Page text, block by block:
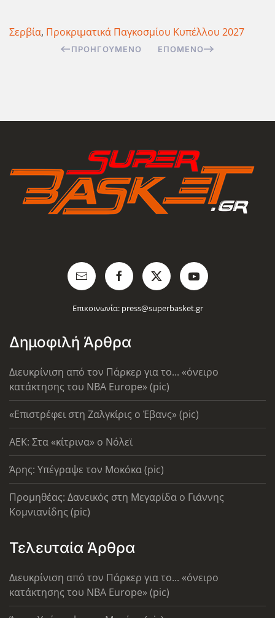
Σερβία, Προκριματικά Παγκοσμίου Κυπέλλου 2027
ΠΡΟΗΓΟΎΜΕΝΟ ΕΠΌΜΕΝΟ
Επικοινωνία: press@superbasket.gr
Δημοφιλή Άρθρα
Διευκρίνιση από τον Πάρκερ για το... «όνειρο
κατάκτησης του ΝΒΑ Europe» (pic)
«Επιστρέφει στη Ζαλγκίρις ο Έβανς» (pic)
AEK: Στα «κίτρινα» ο Νόλεϊ
Άρης: Υπέγραψε τον Μοκόκα (pic)
Προμηθέας: Δανεικός στη Μεγαρίδα ο Γιάννης
Κομνιανίδης (pic)
Τελευταία Άρθρα
Διευκρίνιση από τον Πάρκερ για το... «όνειρο
κατάκτησης του ΝΒΑ Europe» (pic)